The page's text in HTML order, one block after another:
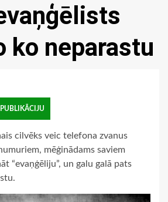
ko neparastu
cilvēks veic telefona zvanus
mēģinādams saviem
“evaņģēliju”, un galu galā pats